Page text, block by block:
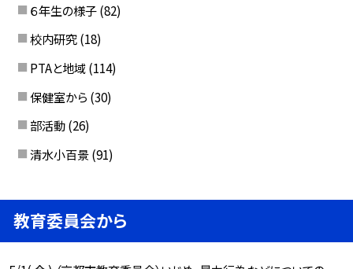
６年生の様子 (82)
校内研究 (18)
PTAと地域 (114)
保健室から (30)
部活動 (26)
清水小百景 (91)
教育委員会から